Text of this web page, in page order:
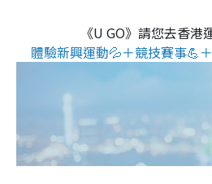
《U GO》請您去香港
體驗新興運動💦＋競技賽事💪